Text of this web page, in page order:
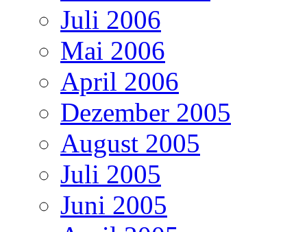
Juli 2006
Mai 2006
April 2006
Dezember 2005
August 2005
Juli 2005
Juni 2005